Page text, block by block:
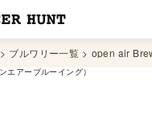
ブルワリー一覧 open air